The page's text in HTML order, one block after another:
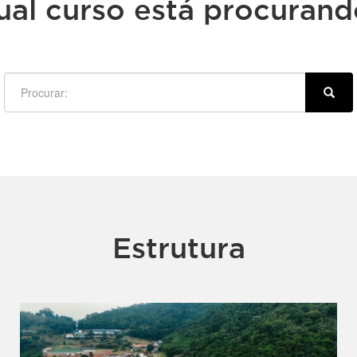
curso está
Estrutura